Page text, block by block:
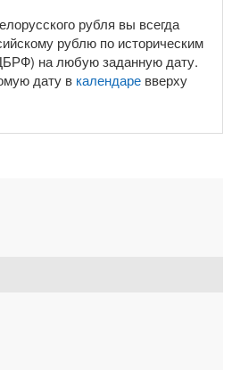
рубля вы всегда
рублю по историческим
на любую заданную дату.
дату в календаре вверху